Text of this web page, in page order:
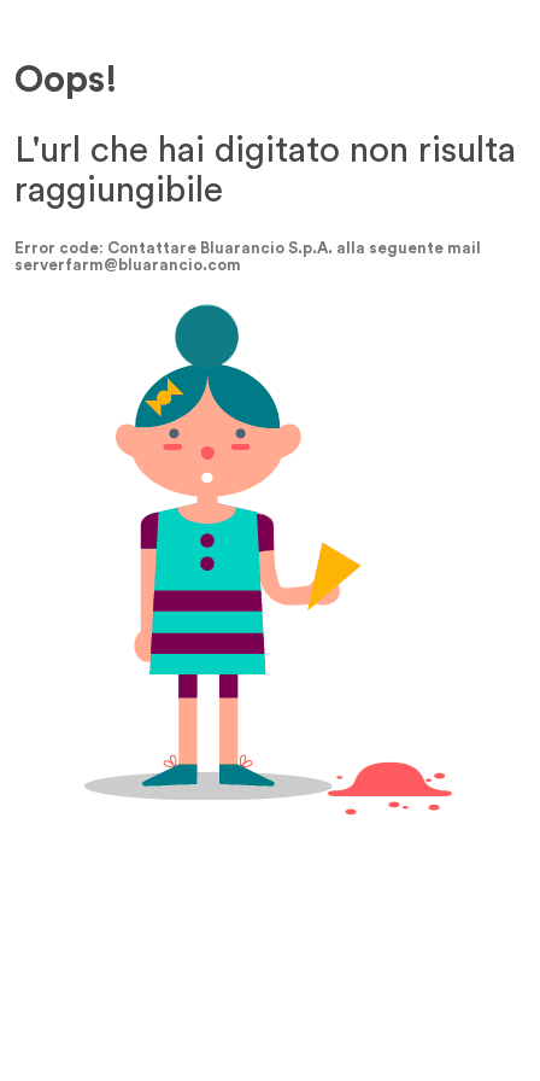
Oops!
L'url che hai digitato non risulta
raggiungibile
Error code: Contattare Bluarancio S.p.A. alla seguente mail
serverfarm@bluarancio.com